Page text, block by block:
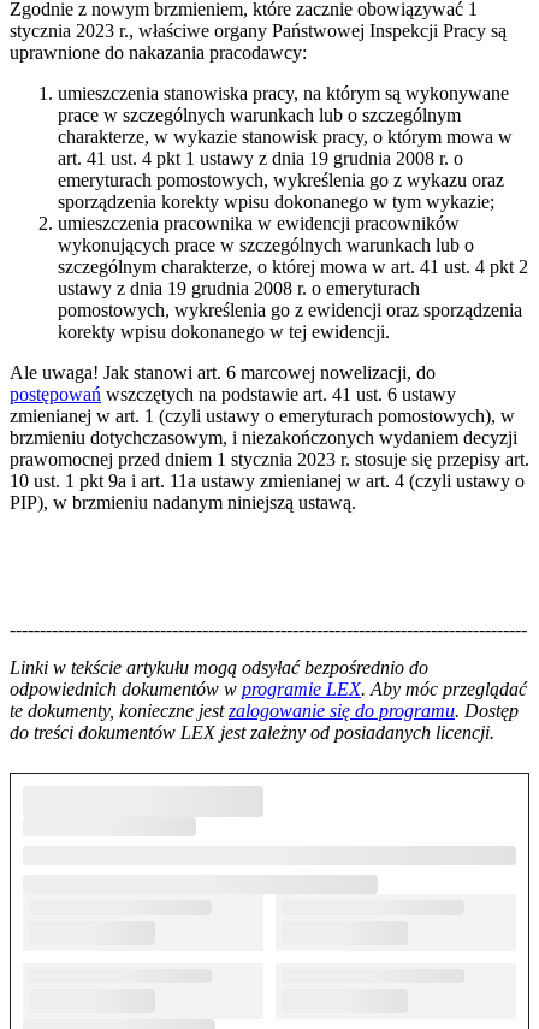
Zgodnie z nowym brzmieniem, które zacznie obowiązywać 1
stycznia 2023 r., właściwe organy Państwowej Inspekcji Pracy są
uprawnione do nakazania pracodawcy:
umieszczenia stanowiska pracy, na którym są wykonywane
prace w szczególnych warunkach lub o szczególnym
charakterze, w wykazie stanowisk pracy, o którym mowa w
art. 41 ust. 4 pkt 1 ustawy z dnia 19 grudnia 2008 r. o
emeryturach pomostowych, wykreślenia go z wykazu oraz
sporządzenia korekty wpisu dokonanego w tym wykazie;
umieszczenia pracownika w ewidencji pracowników
wykonujących prace w szczególnych warunkach lub o
szczególnym charakterze, o której mowa w art. 41 ust. 4 pkt 2
ustawy z dnia 19 grudnia 2008 r. o emeryturach
pomostowych, wykreślenia go z ewidencji oraz sporządzenia
korekty wpisu dokonanego w tej ewidencji.
Ale uwaga! Jak stanowi art. 6 marcowej nowelizacji, do
postępowań wszczętych na podstawie art. 41 ust. 6 ustawy
zmienianej w art. 1 (czyli ustawy o emeryturach pomostowych), w
brzmieniu dotychczasowym, i niezakończonych wydaniem decyzji
prawomocnej przed dniem 1 stycznia 2023 r. stosuje się przepisy art.
10 ust. 1 pkt 9a i art. 11a ustawy zmienianej w art. 4 (czyli ustawy o
PIP), w brzmieniu nadanym niniejszą ustawą.
--------------------------------------------------------------------------------------
Linki w tekście artykułu mogą odsyłać bezpośrednio do
odpowiednich dokumentów w programie LEX. Aby móc przeglądać
te dokumenty, konieczne jestzalogowanie się do programu. Dostęp
do treści dokumentów LEX jest zależny od posiadanych licencji.